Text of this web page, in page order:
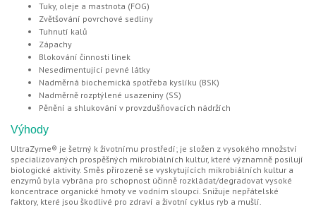
Tuky, oleje a mastnota (FOG)
Zvětšování povrchové sedliny
Tuhnutí kalů
Zápachy
Blokování činnosti linek
Nesedimentující pevné látky
Nadměrná biochemická spotřeba kyslíku (BSK)
Nadměrně rozptýlené usazeniny (SS)
Pěnění a shlukování v provzdušňovacích nádržích
Výhody
UltraZyme® je šetrný k životnímu prostředí; je složen z vysokého množství
specializovaných prospěšných mikrobiálních kultur, které významně posilují
biologické aktivity. Směs přirozeně se vyskytujících mikrobiálních kultur a
enzymů byla vybrána pro schopnost účinně rozkládat/degradovat vysoké
koncentrace organické hmoty ve vodním sloupci. Snižuje nepřátelské
faktory, které jsou škodlivé pro zdraví a životní cyklus ryb a mušlí.